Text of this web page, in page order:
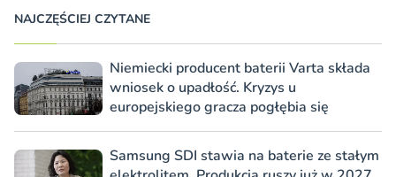
NAJCZĘŚCIEJ CZYTANE
Niemiecki producent baterii Varta składa
wniosek o upadłość. Kryzys u
europejskiego gracza pogłębia się
Samsung SDI stawia na baterie ze stałym